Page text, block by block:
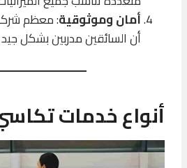
أمان وموثوقية: معظم
أن السائقين مدربين بشكل
أنواع خدمات